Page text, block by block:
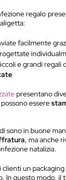
regalo
facilmente
e grandi regali
presentano
essere
sono in buone
, ma anche
natalizia.
un
In questo modo, il